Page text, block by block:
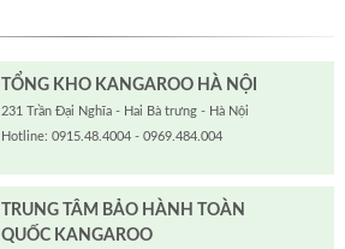
TỔNG KHO KANGAROO HÀ NỘI
231 Trần Đại Nghĩa - Hai Bà trưng - Hà Nội
Hotline: 0915.48.4004 - 0969.484.004
TRUNG TÂM BẢO HÀNH TOÀN
QUỐC KANGAROO